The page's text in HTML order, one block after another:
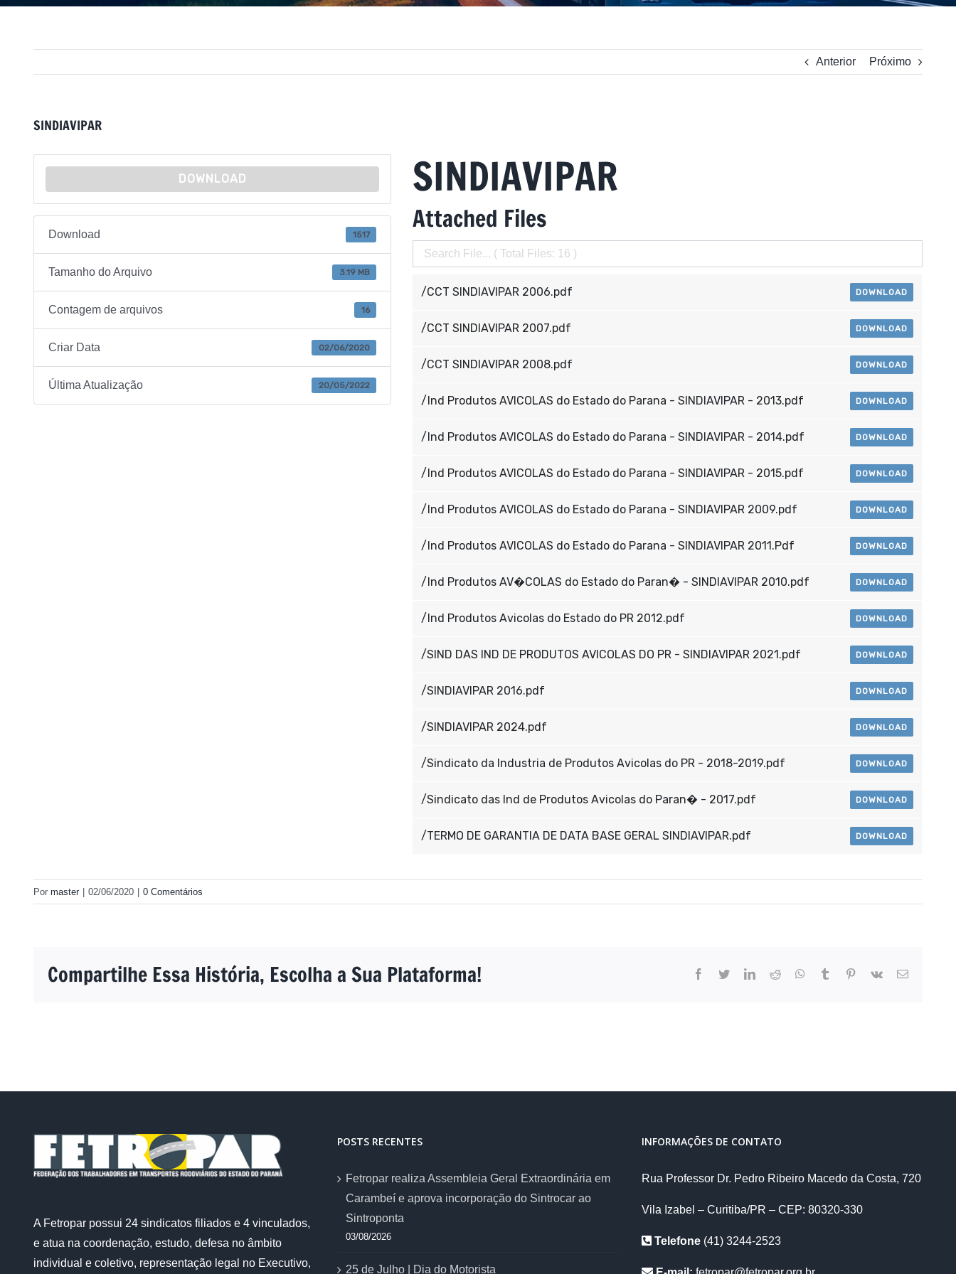
Anterior Próximo
SINDIAVIPAR
DOWNLOAD
Download 1517
Tamanho do Arquivo 3.19 MB
Contagem de arquivos 16
Criar Data 02/06/2020
Última Atualização 20/05/2022
SINDIAVIPAR
Attached Files
/CCT SINDIAVIPAR 2006.pdf DOWNLOAD
/CCT SINDIAVIPAR 2007.pdf DOWNLOAD
/CCT SINDIAVIPAR 2008.pdf DOWNLOAD
/Ind Produtos AVICOLAS do Estado do Parana - SINDIAVIPAR - 2013.pdf DOWNLOAD
/Ind Produtos AVICOLAS do Estado do Parana - SINDIAVIPAR - 2014.pdf DOWNLOAD
/Ind Produtos AVICOLAS do Estado do Parana - SINDIAVIPAR - 2015.pdf DOWNLOAD
/Ind Produtos AVICOLAS do Estado do Parana - SINDIAVIPAR 2009.pdf DOWNLOAD
/Ind Produtos AVICOLAS do Estado do Parana - SINDIAVIPAR 2011.Pdf DOWNLOAD
/Ind Produtos AV�COLAS do Estado do Paran� - SINDIAVIPAR 2010.pdf DOWNLOAD
/Ind Produtos Avicolas do Estado do PR 2012.pdf DOWNLOAD
/SIND DAS IND DE PRODUTOS AVICOLAS DO PR - SINDIAVIPAR 2021.pdf DOWNLOAD
/SINDIAVIPAR 2016.pdf DOWNLOAD
/SINDIAVIPAR 2024.pdf DOWNLOAD
/Sindicato da Industria de Produtos Avicolas do PR - 2018-2019.pdf DOWNLOAD
/Sindicato das Ind de Produtos Avicolas do Paran� - 2017.pdf DOWNLOAD
/TERMO DE GARANTIA DE DATA BASE GERAL SINDIAVIPAR.pdf DOWNLOAD
Por master 02/06/2020 0 Comentários
Compartilhe Essa História, Escolha a Sua Plataforma! facebook
twitterlinkedinreddit whatsapptumblr pinterest
vk
E-
A Fetropar possui 24 sindicatos filiados e 4 vinculados,
e atua na coordenação, estudo, defesa no âmbito
individual e coletivo, representação legal no Executivo,
POSTS RECENTES
Fetropar realiza Assembleia Geral Extraordinária em
Carambeí e aprova incorporação do Sintrocar ao
Sintroponta
03/08/2026
25 de Julho | Dia do Motorista
INFORMAÇÕES DE CONTATO
Rua Professor Dr. Pedro Ribeiro Macedo da Costa, 720
Vila Izabel – Curitiba/PR – CEP: 80320-330
Telefone(41) 3244-2523